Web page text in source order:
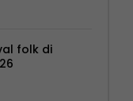
folk di